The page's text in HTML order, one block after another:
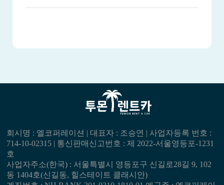
회시명 : 엘코퍼레이션 | 대표자 : 조승연 | 사업자등록 번호 :
714-10-02315 | 통신판매신고번호 : 제 2022-서울영등포-1231
호
사업자주소(한국) : 서울특별시 영등포구 신길로28길 9, 102
동 1404호(신길동, 힐스테이트 클래시안)